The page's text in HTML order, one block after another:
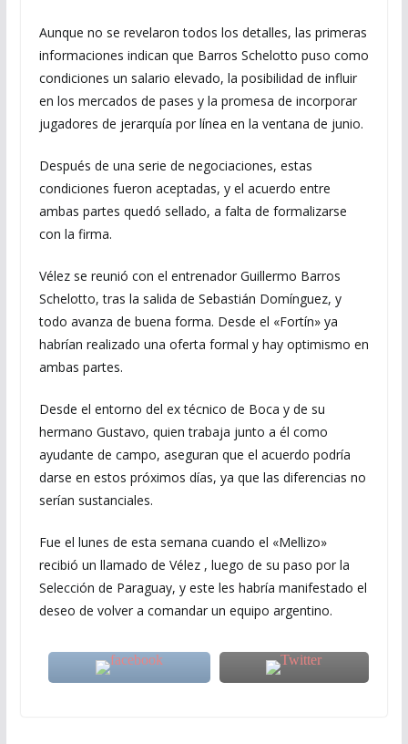
Aunque no se revelaron todos los detalles, las primeras
informaciones indican que Barros Schelotto puso como
condiciones un salario elevado, la posibilidad de influir
en los mercados de pases y la promesa de incorporar
jugadores de jerarquía por línea en la ventana de junio.
Después de una serie de negociaciones, estas
condiciones fueron aceptadas, y el acuerdo entre
ambas partes quedó sellado, a falta de formalizarse
con la firma.
Vélez se reunió con el entrenador Guillermo Barros
Schelotto, tras la salida de Sebastián Domínguez, y
todo avanza de buena forma. Desde el «Fortín» ya
habrían realizado una oferta formal y hay optimismo en
ambas partes.
Desde el entorno del ex técnico de Boca y de su
hermano Gustavo, quien trabaja junto a él como
ayudante de campo, aseguran que el acuerdo podría
darse en estos próximos días, ya que las diferencias no
serían sustanciales.
Fue el lunes de esta semana cuando el «Mellizo»
recibió un llamado de Vélez , luego de su paso por la
Selección de Paraguay, y este les habría manifestado el
deseo de volver a comandar un equipo argentino.